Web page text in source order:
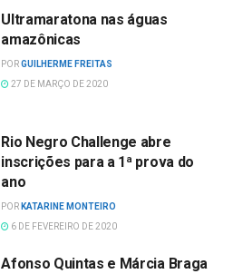
Ultramaratona nas águas
amazônicas
PORGUILHERME FREITAS
27 DE MARÇO DE 2020
Rio Negro Challenge abre
inscrições para a 1ª prova do
ano
POR KATARINE MONTEIRO
6 DE FEVEREIRO DE 2020
Afonso Quintas e Márcia Braga